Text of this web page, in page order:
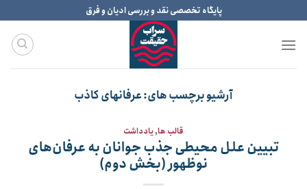
to
content
پایگاه تخصصی نقد و بررسی ادیان و فرق
آرشیو برچسب های:عرفانهای کاذب
قالب ها,یادداشت
تبیین علل محیطی جذب جوانان به عرفان‌های
نوظهور (بخش دوم)